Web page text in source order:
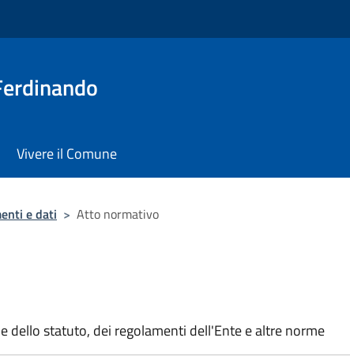
Vivere il Comune
e dati > Atto normativo
dello statuto, dei regolamenti dell'Ente e altre norme